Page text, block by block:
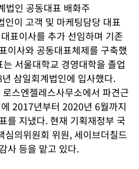
인 공동대표 배화주
인이 고객 및 마케팅담당 대표
표이사를 추가 선임하며 기존
이사와 공동대표체제를 구축했
는 서울대학교 경영대학을 졸업
삼일회계법인에 입사했다.
스엔젤레스사무소에서 파견근
2017년부터 2020년 6월까지
를 지냈다. 현재 기획재정부 국
심의위원회 위원, 세이브더칠드
사 등을 맡고 있다.